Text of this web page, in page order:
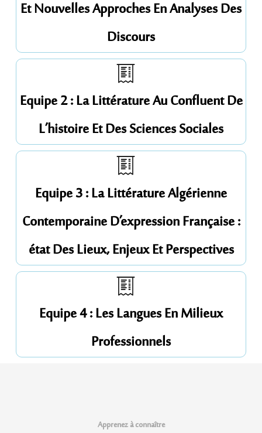
Et Nouvelles Approches En Analyses Des
Discours
Equipe 2 : La Littérature Au Confluent De
L’histoire Et Des Sciences Sociales
Equipe 3 : La Littérature Algérienne
Contemporaine D’expression Française :
état Des Lieux, Enjeux Et Perspectives
Equipe 4 : Les Langues En Milieux
Professionnels
Apprenez à connaître